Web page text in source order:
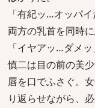
「有紀ッ…オッパ
両方の乳首を同時
「イヤアッ…ダメ
慎二は目の前の美
唇を口でふさぐ。
り返らせながら、